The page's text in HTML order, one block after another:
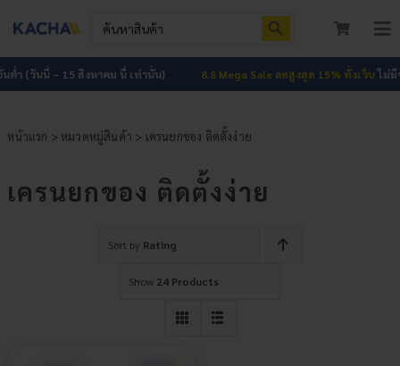
Search
for:
หน้าแรก
ำ (วันนี้ – 15 สิงหาคม นี้ เท่านั้น) 8.8 Mega Sale ลดสูงสุด 15% ทั้งเว็บไม่มีขั้
หน้าแรก >หมวดหมู่สินค้า > เครนยกของ ติดตั้งง่าย
เครนยกของ ติดตั้งง่าย
Sort by Rating
Show 24 Products